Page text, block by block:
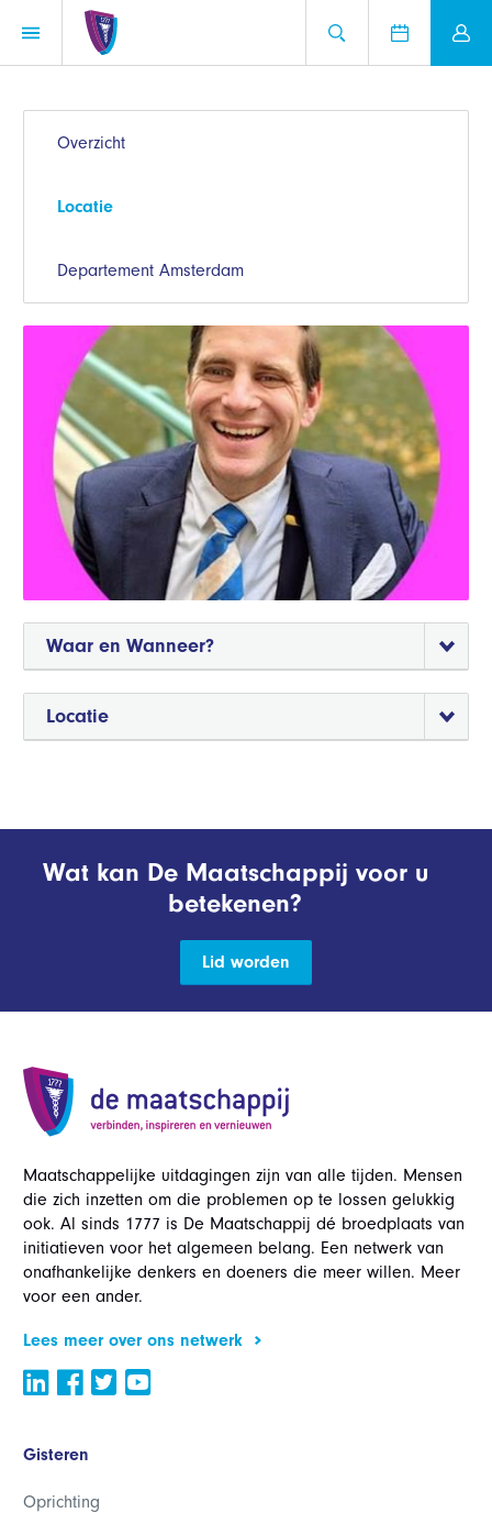
Overzicht
Locatie
Departement Amsterdam
Waar en Wanneer?
Locatie
Wat kan De Maatschappij voor u
betekenen?
Lid worden
Maatschappelijke uitdagingen zijn van alle tijden. Mensen
die zich inzetten om die problemen op te lossen gelukkig
ook. Al sinds 1777 is De Maatschappij dé broedplaats van
initiatieven voor het algemeen belang. Een netwerk van
onafhankelijke denkers en doeners die meer willen. Meer
voor een ander.
Lees meer over ons netwerk
Gisteren
Oprichting